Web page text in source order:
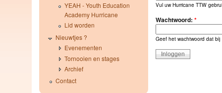
Vul uw Hurricane TTW
Wachtwoord: *
Geef het wachtwoord dat
YEAH - Youth Education
Academy Hurricane
Lid worden
Nieuwtjes ?
Evenementen
Tornooien en stages
Archief
Contact